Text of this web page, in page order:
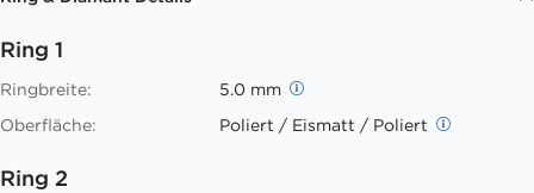
Ring 1
Ringbreite:
5.0 mm
Oberfläche:
Poliert / Eismatt / Poliert
Ring 2